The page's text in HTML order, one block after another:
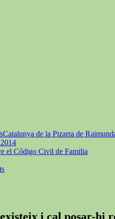
de la Pizarra de
el Código Civil de Familia
i cal posar-hi